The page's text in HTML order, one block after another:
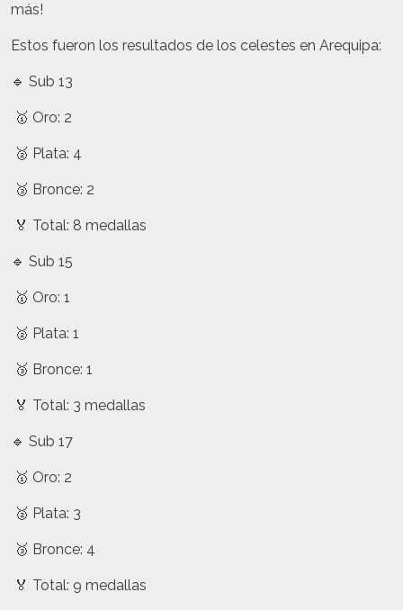
más!
Estos fueron los resultados de los celestes en Arequipa:
🔹 Sub 13
🥇 Oro: 2
🥈 Plata: 4
🥉 Bronce: 2
🏅 Total: 8 medallas
🔹 Sub 15
🥇 Oro: 1
🥈 Plata: 1
🥉 Bronce: 1
🏅 Total: 3 medallas
🔹 Sub 17
🥇 Oro: 2
🥈 Plata: 3
🥉 Bronce: 4
🏅 Total: 9 medallas